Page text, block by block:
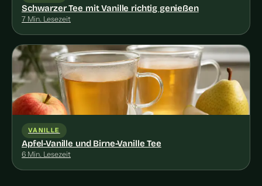
Schwarzer Tee mit Vanille richtig genießen
7 Min. Lesezeit
VANILLE
Apfel-Vanille und Birne-Vanille Tee
6 Min. Lesezeit